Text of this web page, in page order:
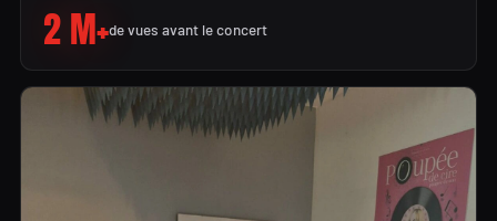
2 M+de vues avant le concert